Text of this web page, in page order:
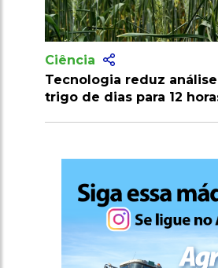
Ciência
Pesquisa desenvolve
resistente a pragas e